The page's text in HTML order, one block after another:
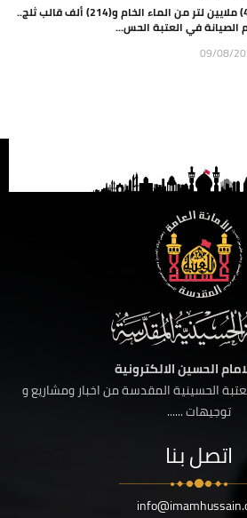
(408) ملايين لتر من الماء الخام و(214) ألف قالب ثلج..
في العتبة الحس...
09/08/
الحسين الالكترونية
الحسينية المقدسة من اخبار ومشاريع و
توجيهات ......
اتصل بنا